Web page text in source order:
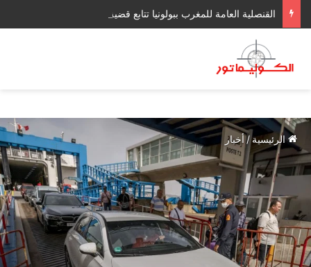
الرئيسية/ أخبار